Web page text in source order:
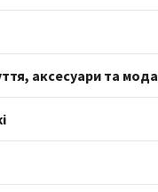
аксесуари та мода